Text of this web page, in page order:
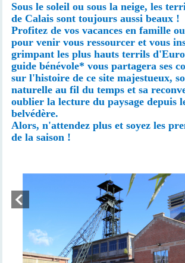
Sous le soleil ou sous la neige, les
de Calais sont toujours aussi beaux !
Profitez de vos vacances en famille
pour venir vous ressourcer et vous
grimpant les plus hauts terrils
guide bénévole* vous partagera ses
sur l'histoire de ce site majestueux,
naturelle au fil du temps et sa
oublier la lecture du paysage depuis
belvédère.
Alors, n'attendez plus et soyez les
de la saison !